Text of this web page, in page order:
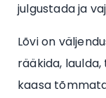
julgustada ja
Lõvi on
rääkida,
kaasa